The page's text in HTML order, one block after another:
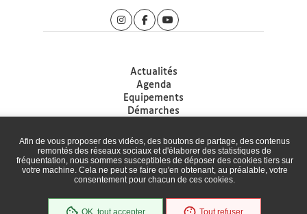
Afin de vous proposer des vidéos, des boutons de partage, des contenus
remontés des réseaux sociaux et d'élaborer des statistiques de
fréquentation, nous sommes susceptibles de déposer des cookies tiers sur
votre machine. Cela ne peut se faire qu'en obtenant, au préalable, votre
consentement pour chacun de ces cookies.
OK, tout accepter Tout refuser
Actualités
Agenda
Equipements
Démarches
Accessibilité
Plan du site
Mentions légales
Protection des données